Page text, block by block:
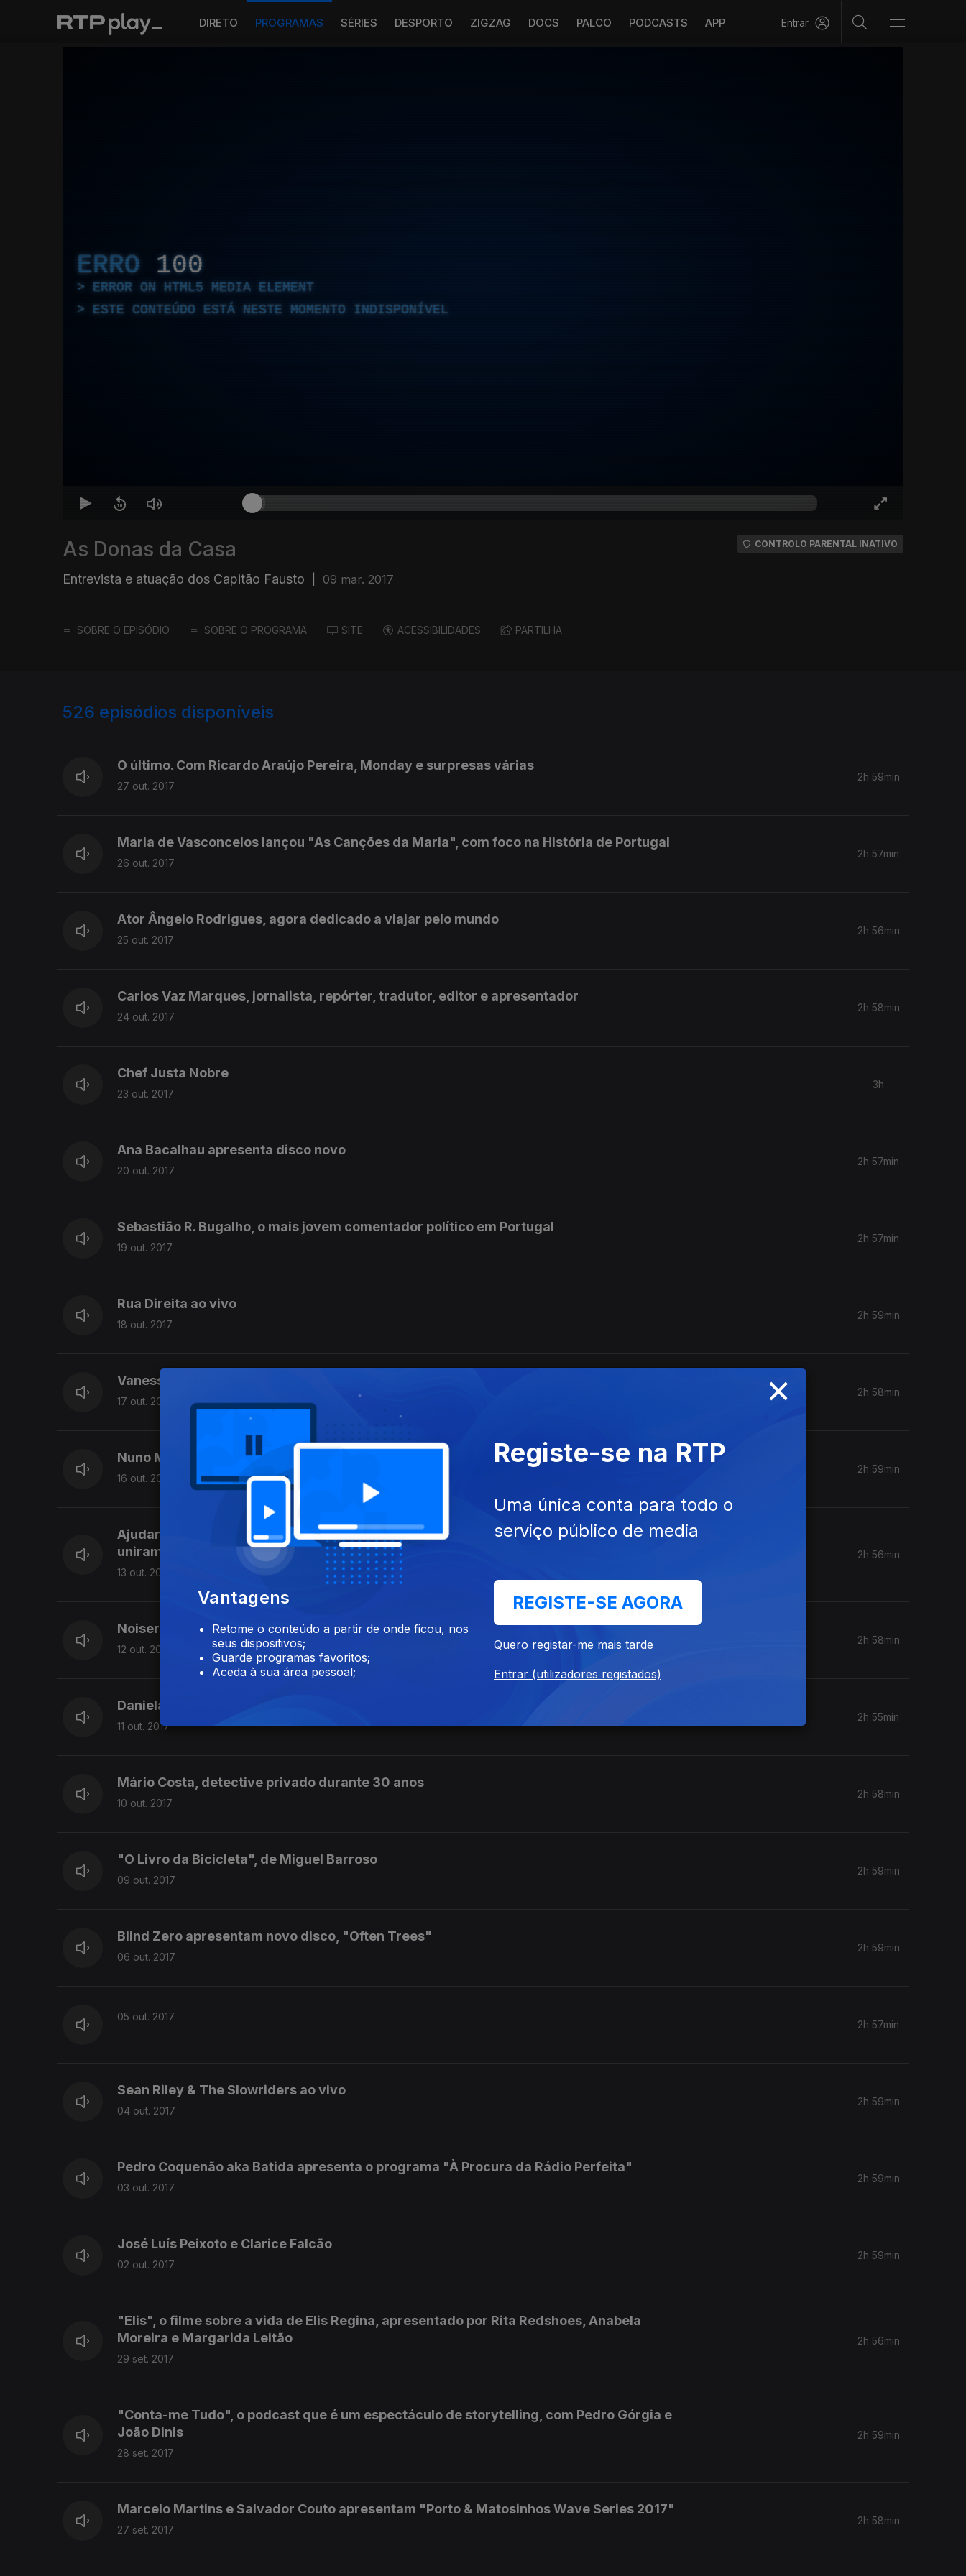
DIRETO PROGRAMAS SÉRIES DESPORTO ZIGZAG DOCS PALCO PODCASTS APP Entrar
ERRO 100
ERROR ON HTML5 MEDIA ELEMENT
ESTE CONTEÚDO ESTÁ NESTE MOMENTO INDISPONÍVEL
As Donas da Casa
Entrevista e atuação dos Capitão Fausto 09 mar. 2017
CONTROLO PARENTAL INATIVO
SOBRE O EPISÓDIO SOBRE O PROGRAMA SITE ACESSIBILIDADES PARTILHA
526 episódios disponíveis
O último. Com Ricardo Araújo Pereira, Monday e surpresas várias
27 out. 2017
2h 59min
Maria de Vasconcelos lançou "As Canções da Maria", com foco na História de Portugal
26 out. 2017
2h 57min
Ator Ângelo Rodrigues, agora dedicado a viajar pelo mundo
25 out. 2017
2h 56min
Carlos Vaz Marques, jornalista, repórter, tradutor, editor e apresentador
24 out. 2017
2h 58min
Chef Justa Nobre
23 out. 2017
3h
Ana Bacalhau apresenta disco novo
20 out. 2017
2h 57min
Sebastião R. Bugalho, o mais jovem comentador político em Portugal
19 out. 2017
2h 57min
Rua Direita ao vivo
18 out. 2017
2h 59min
Vanessa Fidalgo e o livro "Lugares Abandonados de Portugal"
17 out. 2017
2h 58min
Nuno Matos Valente, autor de manuais escolares e do "Bestiário Tradicional Português"
16 out. 2017
2h 59min
Ajudar a realizar sonhos. A ONGD - TAKE C'AIR - Crew Volunteers e a Terra dos Sonhos
uniram-se numa parceria social única
13 out. 2017
2h 56min
Noiserv ao vivo na 3
12 out. 2017
2h 58min
Daniela Ricardo, autora do livro "Cozinhar com Amor"
11 out. 2017
2h 55min
Mário Costa, detective privado durante 30 anos
10 out. 2017
2h 58min
"O Livro da Bicicleta", de Miguel Barroso
09 out. 2017
2h 59min
Blind Zero apresentam novo disco, "Often Trees"
06 out. 2017
2h 59min
05 out. 2017
2h 57min
Sean Riley & The Slowriders ao vivo
04 out. 2017
2h 59min
Pedro Coquenão aka Batida apresenta o programa "À Procura da Rádio Perfeita"
03 out. 2017
2h 59min
José Luís Peixoto e Clarice Falcão
02 out. 2017
2h 59min
"Elis", o filme sobre a vida de Elis Regina, apresentado por Rita Redshoes, Anabela
Moreira e Margarida Leitão
29 set. 2017
2h 56min
"Conta-me Tudo", o podcast que é um espectáculo de storytelling, com Pedro Górgia e
João Dinis
28 set. 2017
2h 59min
Marcelo Martins e Salvador Couto apresentam "Porto & Matosinhos Wave Series 2017"
27 set. 2017
2h 58min
×
Vantagens
Retome o conteúdo a partir de onde ficou, nos
seus dispositivos;
Guarde programas favoritos;
Aceda à sua área pessoal;
Registe-se na RTP
Uma única conta para todo o
serviço público de media
REGISTE-SE AGORA
Quero registar-me mais tarde
Entrar (utilizadores registados)